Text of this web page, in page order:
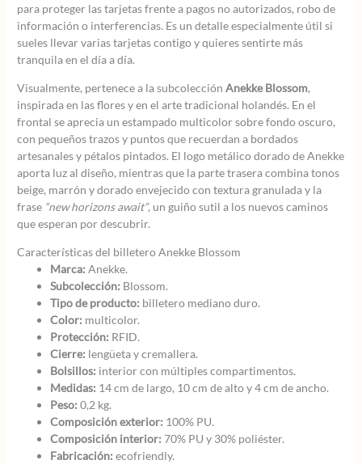
para proteger las tarjetas frente a pagos no autorizados, robo de
información o interferencias. Es un detalle especialmente útil si
sueles llevar varias tarjetas contigo y quieres sentirte más
tranquila en el día a día.
Visualmente, pertenece a la subcolecciónAnekke Blossom,
inspirada en las flores y en el arte tradicional holandés. En el
frontal se aprecia un estampado multicolor sobre fondo oscuro,
con pequeños trazos y puntos que recuerdan a bordados
artesanales y pétalos pintados. El logo metálico dorado de Anekke
aporta luz al diseño, mientras que la parte trasera combina tonos
beige, marrón y dorado envejecido con textura granulada y la
frase “new horizons await”, un guiño sutil a los nuevos caminos
que esperan por descubrir.
Características del billetero Anekke Blossom
Marca: Anekke.
Subcolección: Blossom.
Tipo de producto: billetero mediano duro.
Color: multicolor.
Protección: RFID.
Cierre: lengüeta y cremallera.
Bolsillos: interior con múltiples compartimentos.
Medidas: 14 cm de largo, 10 cm de alto y 4 cm de ancho.
Peso: 0,2 kg.
Composición exterior: 100% PU.
Composición interior: 70% PU y 30% poliéster.
Fabricación: ecofriendly.